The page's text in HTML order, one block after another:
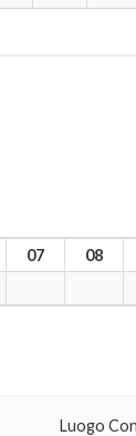
07 08
Luogo